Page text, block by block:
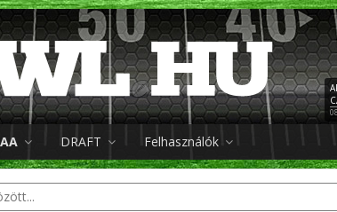
DRAFT Felhasználók